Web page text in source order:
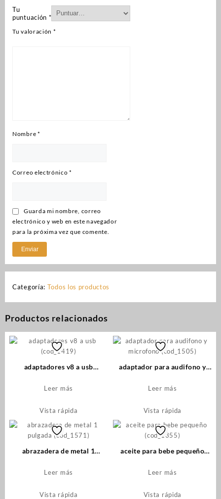
Tu
puntuación *
Tu valoración *
Nombre *
Correo electrónico*
Guarda mi nombre, correo
electrónico y web en este navegador
para la próxima vez que comente.
Categoría: Todos los productos
Productos relacionados
adaptadores v8 a usb
Leer más
Vista rápida
adaptador para audifono y
Leer más
Vista rápida
abrazadera de metal 1
Leer más
Vista rápida
aceite para bebe pequeño
Leer más
Vista rápida